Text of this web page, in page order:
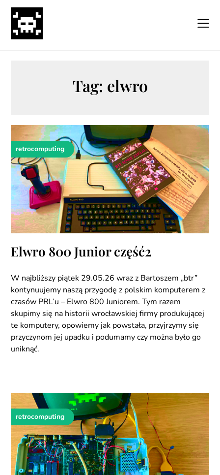
Skip
content
Tag: elwro
retrocomputing
Elwro 800 Junior część2
W najbliższy piątek 29.05.26 wraz z Bartoszem „btr”
kontynuujemy naszą przygodę z polskim komputerem z
czasów PRL’u – Elwro 800 Juniorem. Tym razem
skupimy się na historii wrocławskiej firmy produkującej
te komputery, opowiemy jak powstała, przyjrzymy się
przyczynom jej upadku i podumamy czy można było go
uniknąć.
retrocomputing